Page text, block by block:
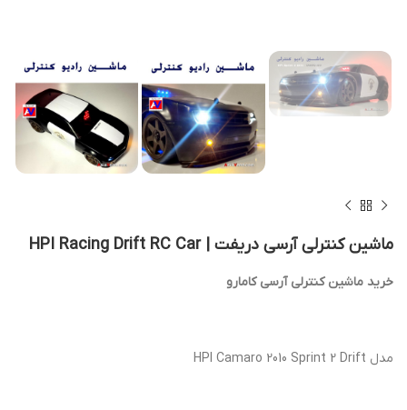
ماشین کنترلی آرسی دریفت | HPI Racing Drift RC Car
خرید ماشین کنترلی آرسی کامارو
مدل HPI Camaro 2010 Sprint 2 Drift